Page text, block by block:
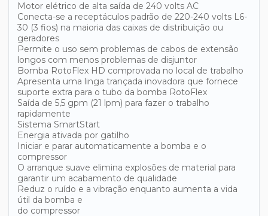
Motor elétrico de alta saída de 240 volts AC
Conecta-se a receptáculos padrão de 220-240 volts L6-
30 (3 fios) na maioria das caixas de distribuição ou
geradores
Permite o uso sem problemas de cabos de extensão
longos com menos problemas de disjuntor
Bomba RotoFlex HD comprovada no local de trabalho
Apresenta uma linga trançada inovadora que fornece
suporte extra para o tubo da bomba RotoFlex
Saída de 5,5 gpm (21 lpm) para fazer o trabalho
rapidamente
Sistema SmartStart
Energia ativada por gatilho
Iniciar e parar automaticamente a bomba e o
compressor
O arranque suave elimina explosões de material para
garantir um acabamento de qualidade
Reduz o ruído e a vibração enquanto aumenta a vida
útil da bomba e
do compressor